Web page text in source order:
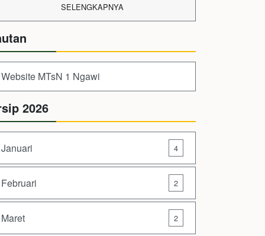
SELENGKAPNYA
Website MTsN 1 Ngawi
2026
Januari 4
Februari 2
Maret 2